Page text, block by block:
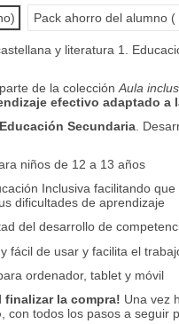
Pack ahorro del alumno
y literatura 1.
de la colección Aula
efectivo adaptado a
Secundaria.
niños de 12 a 13 años
Inclusiva facilitando
dificultades de aprendizaje
del desarrollo de
fácil de usar y facilita el
ordenador, tablet y móvil
finalizar la compra! Una vez
, con todos los pasos a seguir